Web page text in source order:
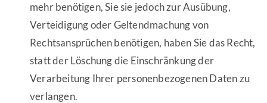
mehr benötigen, Sie sie jedoch zur Ausübung,
Verteidigung oder Geltendmachung von
Rechtsansprüchen benötigen, haben Sie das Recht,
statt der Löschung die Einschränkung der
Verarbeitung Ihrer personenbezogenen Daten zu
verlangen.